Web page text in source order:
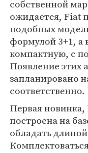
собственной
ожидается, Fiat
подобных
формулой 3+1, а
компактную, с
Появление этих
запланировано
соответственно.
Первая
построена на
обладать